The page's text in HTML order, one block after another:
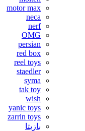
motor max
neca
nerf
OMG
persian
red box
reel toys
staedler
syma
tak toy
wish
yanic toys
zarrin toys
بازیتا